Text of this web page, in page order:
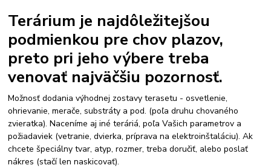
Terárium je najdôležitejšou
podmienkou pre chov plazov,
preto pri jeho výbere treba
venovať najväčšiu pozornosť.
Možnosť dodania výhodnej zostavy terasetu - osvetlenie,
ohrievanie, merače, substráty a pod. (poľa druhu chovaného
zvieratka). Naceníme aj iné teráriá, poľa Vašich parametrov a
požiadaviek (vetranie, dvierka, príprava na elektroinštaláciu). Ak
chcete špeciálny tvar, atyp, rozmer, treba doručiť, alebo poslať
nákres (stačí len naskicovať).